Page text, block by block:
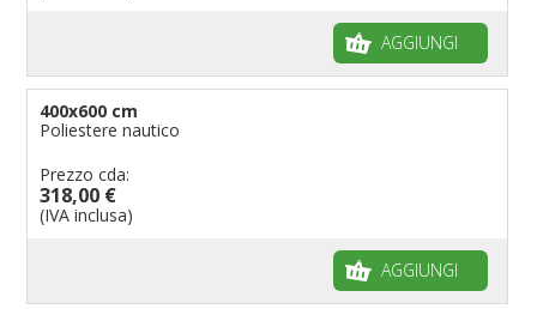
AGGIUNGI
400x600 cm
Poliestere nautico
Prezzo cda:
318,00 €
(IVA inclusa)
AGGIUNGI